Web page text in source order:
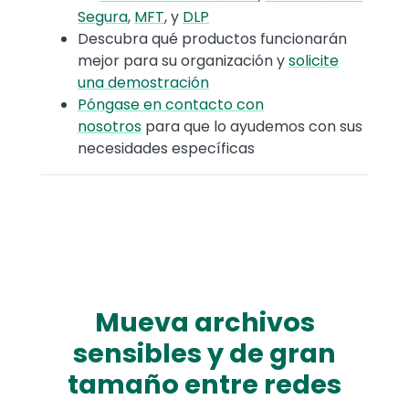
Segura, MFT, y DLP
Descubra qué productos funcionarán
mejor para su organización ysolicite
una demostración
Póngase en contacto con
nosotros para que lo ayudemos con sus
necesidades específicas
Mueva archivos
sensibles y de gran
tamaño entre redes